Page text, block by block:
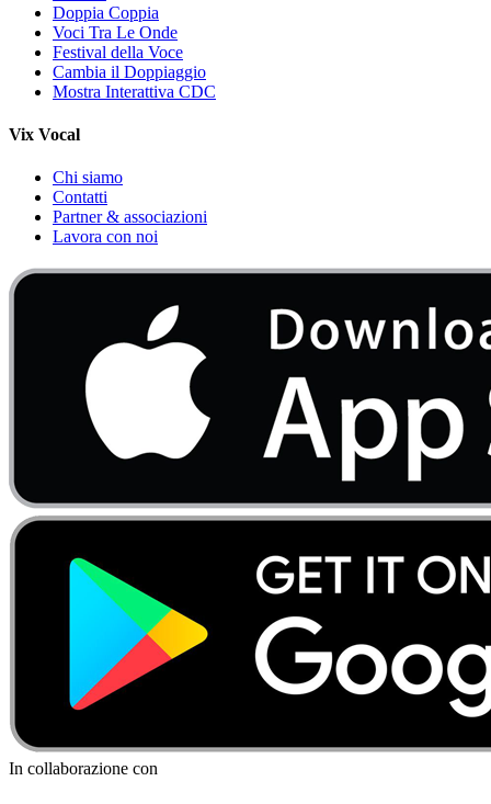
Doppia Coppia
Voci Tra Le Onde
Festival della Voce
Cambia il Doppiaggio
Mostra Interattiva CDC
Vix Vocal
Chi siamo
Contatti
Partner & associazioni
Lavora con noi
In collaborazione con